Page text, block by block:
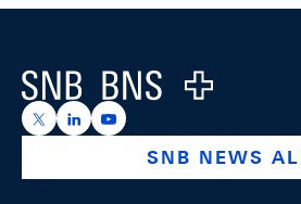
Logo
https://x.com/snb_bns
https://ch.linkedin.com/
https://
SNB NEWS